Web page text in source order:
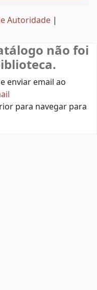
Autoridade
não foi
enviar email ao
para navegar para